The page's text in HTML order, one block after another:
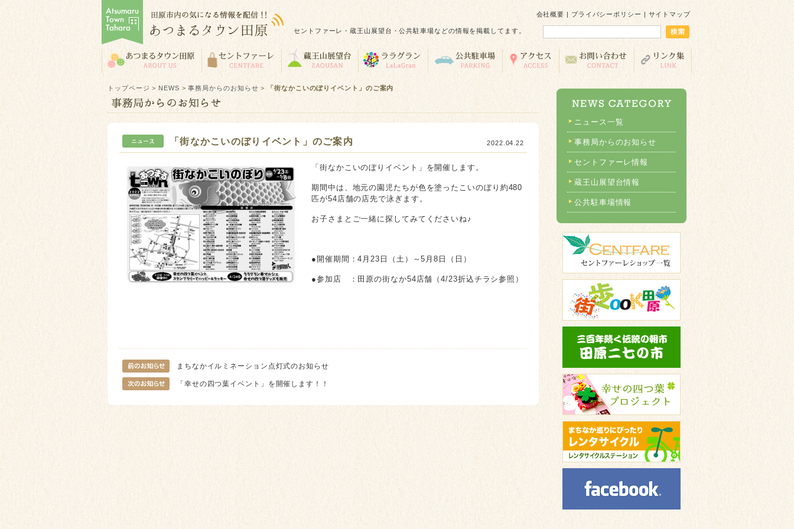
セントファーレ・蔵王山展望台・公共駐車場などの情報を掲載してます。
会社概要 | プライバシーポリシー | サイトマップ
トップページ > NEWS >事務局からのお知らせ > 「街なかこいのぼりイベント」のご案内
「街なかこいのぼりイベント」のご案内 2022.04.22
「街なかこいのぼりイベント」を開催します。
期間中は、地元の園児たちが色を塗ったこいのぼり約480
匹が54店舗の店先で泳ぎます。
お子さまとご一緒に探してみてくださいね♪
●開催期間：4月23日（土）～5月8日（日）
●参加店 ：田原の街なか54店舗（4/23折込チラシ参照）
まちなかイルミネーション点灯式のお知らせ
「幸せの四つ葉イベント」を開催します！！
ニュース一覧
事務局からのお知らせ
セントファーレ情報
蔵王山展望台情報
公共駐車場情報